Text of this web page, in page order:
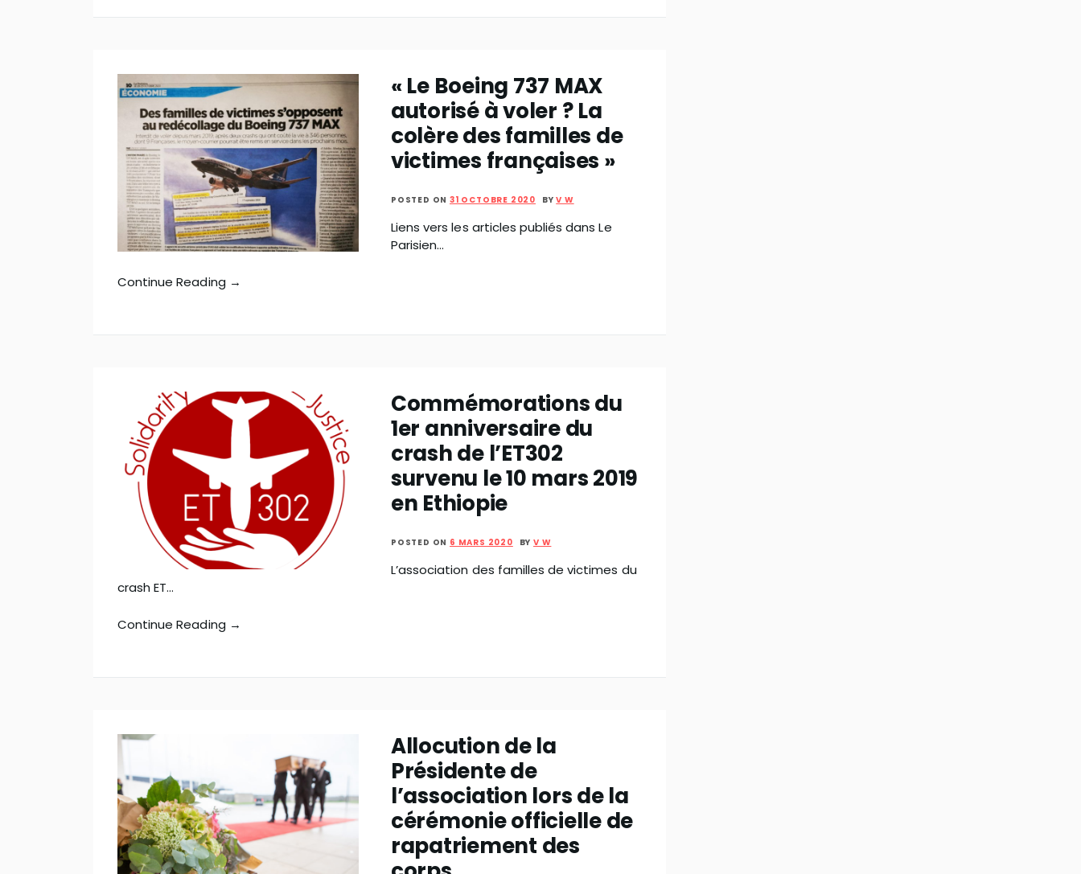
« Le Boeing 737 MAX
autorisé à voler ? La
colère des familles de
victimes françaises »
POSTED ON 31 OCTOBRE 2020 BYV W
Liens vers les articles publiés dans Le
Parisien…
Continue Reading →
Commémorations du
1er anniversaire du
crash de l’ET302
survenu le 10 mars 2019
en Ethiopie
POSTED ON 6 MARS 2020 BYV W
L’association des familles de victimes du
crash ET…
Continue Reading →
Allocution de la
Présidente de
l’association lors de la
cérémonie officielle de
rapatriement des